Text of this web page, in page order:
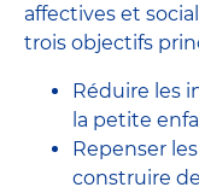
affectives et
trois objectifs
Réduire les
la petite
Repenser
construire